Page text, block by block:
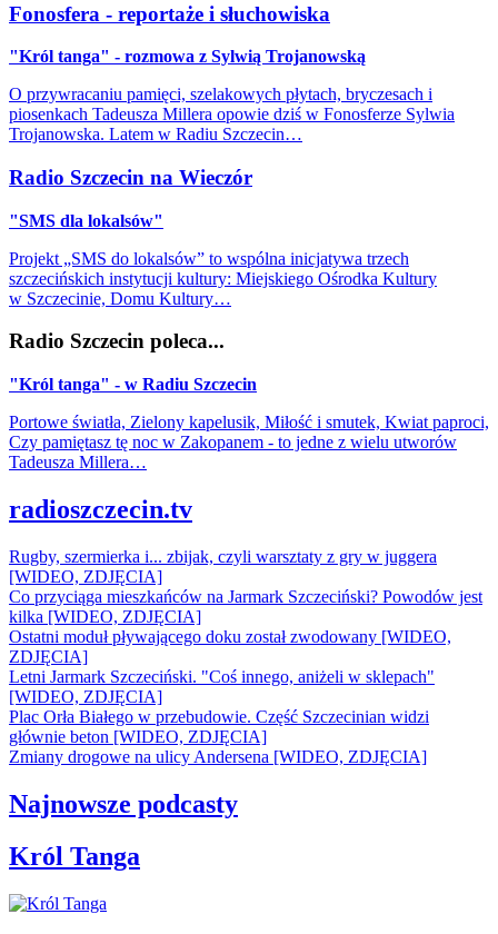
Fonosfera - reportaże i słuchowiska
"Król tanga" - rozmowa z Sylwią Trojanowską
O przywracaniu pamięci, szelakowych płytach, bryczesach i
piosenkach Tadeusza Millera opowie dziś w Fonosferze Sylwia
Trojanowska. Latem w Radiu Szczecin…
Radio Szczecin na Wieczór
"SMS dla lokalsów"
Projekt „SMS do lokalsów” to wspólna inicjatywa trzech
szczecińskich instytucji kultury: Miejskiego Ośrodka Kultury
w Szczecinie, Domu Kultury…
Radio Szczecin poleca...
"Król tanga" - w Radiu Szczecin
Portowe światła, Zielony kapelusik, Miłość i smutek, Kwiat paproci,
Czy pamiętasz tę noc w Zakopanem - to jedne z wielu utworów
Tadeusza Millera…
radioszczecin.tv
Rugby, szermierka i... zbijak, czyli warsztaty z gry w juggera
[WIDEO, ZDJĘCIA]
Co przyciąga mieszkańców na Jarmark Szczeciński? Powodów jest
kilka [WIDEO, ZDJĘCIA]
Ostatni moduł pływającego doku został zwodowany [WIDEO,
ZDJĘCIA]
Letni Jarmark Szczeciński. "Coś innego, aniżeli w sklepach"
[WIDEO, ZDJĘCIA]
Plac Orła Białego w przebudowie. Część Szczecinian widzi
głównie beton [WIDEO, ZDJĘCIA]
Zmiany drogowe na ulicy Andersena [WIDEO, ZDJĘCIA]
Najnowsze podcasty
Król Tanga